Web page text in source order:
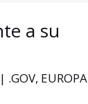
a su
| .GOV, EUROPA